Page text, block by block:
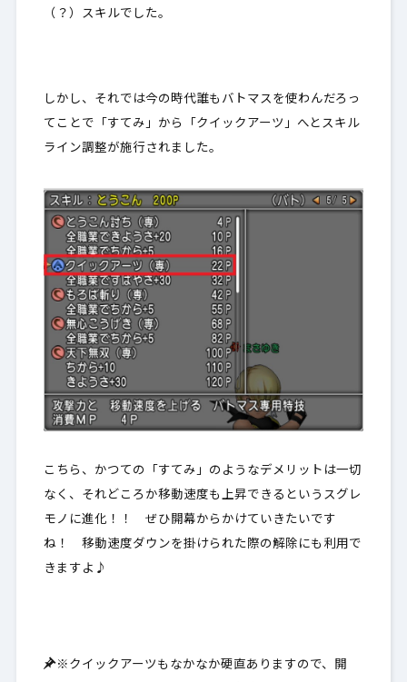
（？）スキルでした。
しかし、それでは今の時代誰もバトマスを使わんだろっ
てことで「すてみ」から「クイックアーツ」へとスキル
ライン調整が施行されました。
こちら、かつての「すてみ」のようなデメリットは一切
なく、それどころか移動速度も上昇できるというスグレ
モノに進化！！ ぜひ開幕からかけていきたいです
ね！ 移動速度ダウンを掛けられた際の解除にも利用で
きますよ♪
※クイックアーツもなかなか硬直ありますので、開